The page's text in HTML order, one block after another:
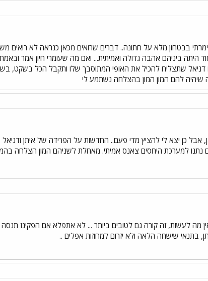
בבטחון מלא על חתונה.. דברים שרואים מכאן כנראה לא רואים
היתה ביניהם אהבה גדולה ואמיתית... ואם מה שעומרי חיון אמר
שתצליח להכיל את האופי המתוסבך שלו ותקבל הכל בשקט,
שיהיה להם המון המון בהצלחה נשתמע לי
אבל כן יצא לי להציץ מדי פעם.. החדשות על הפרידה של איתן
נתנו למערכת היחסים צאנס אמיתי. מאחלת לשניהם המון הצלחה
מה לעשות, זה קורה גם לטובים ביותר ... לא אתפלא אם הפקינז
בתנאי שישחה הלאה ולא יזרום למחוזות אפלים ..